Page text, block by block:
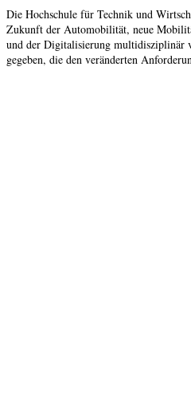
Die Hochschule für Technik und
Zukunft der Automobilität, neue
und der Digitalisierung multidisziplinär
gegeben, die den veränderten